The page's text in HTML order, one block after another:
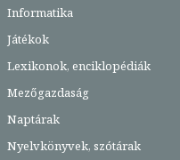
Informatika
Játékok
Lexikonok, enciklopédiák
Mezőgazdaság
Naptárak
Nyelvkönyvek, szótárak